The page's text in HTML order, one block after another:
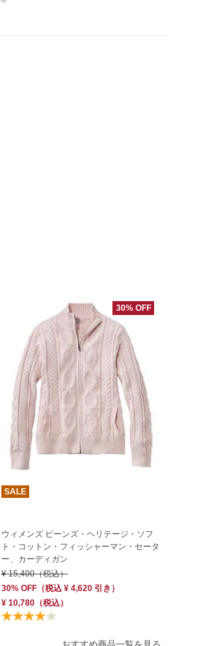
30% OFF
SALE
ウィメンズ ビーンズ・ヘリテージ・ソフ
ト・コットン・フィッシャーマン・セータ
ー、カーディガン
¥ 15,400（税込）
30% OFF（税込 ¥ 4,620引き）
¥ 10,780（税込）